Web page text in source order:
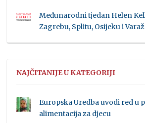
Međunarodni tjedan Helen
Zagrebu, Splitu, Osijeku i
NAJČITANIJE U KATEGORIJI
Europska Uredba uvodi red u
alimentacija za djecu